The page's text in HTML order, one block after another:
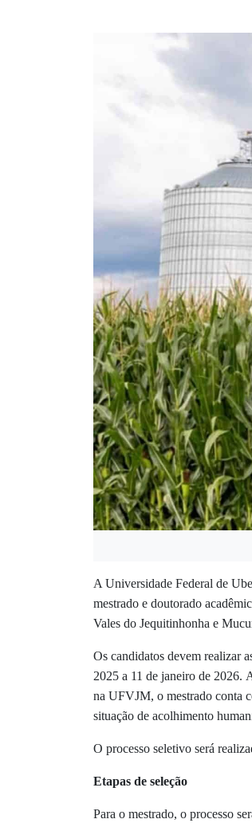
A Universidade Federal de
mestrado e doutorado
Vales do Jequitinhonha e
Os candidatos devem realizar
2025 a 11 de janeiro de 2026.
na UFVJM, o mestrado conta
situação de acolhimento
O processo seletivo será
Etapas de seleção
Para o mestrado, o processo